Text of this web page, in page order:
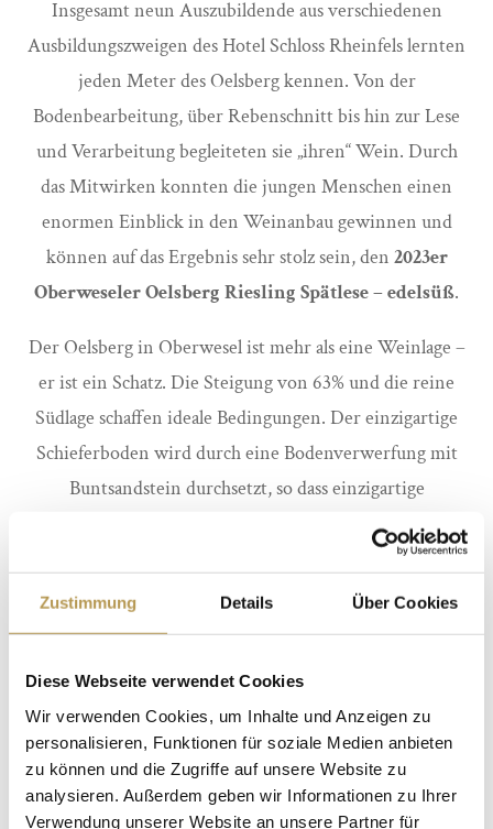
Zustimmung Details Über Cookies
Diese Webseite verwendet Cookies
Wir verwenden Cookies, um Inhalte und Anzeigen zu
personalisieren, Funktionen für soziale Medien anbieten
zu können und die Zugriffe auf unsere Website zu
analysieren. Außerdem geben wir Informationen zu Ihrer
Verwendung unserer Website an unsere Partner für
Insgesamt neun Auszubildende aus verschiedenen
Ausbildungszweigen des Hotel Schloss Rheinfels lernten
jeden Meter des Oelsberg kennen. Von der
Bodenbearbeitung, über Rebenschnitt bis hin zur Lese
und Verarbeitung begleiteten sie „ihren“ Wein. Durch
das Mitwirken konnten die jungen Menschen einen
enormen Einblick in den Weinanbau gewinnen und
können auf das Ergebnis sehr stolz sein, den 2023er
Oberweseler Oelsberg Riesling Spätlese – edelsüß.
Der Oelsberg in Oberwesel ist mehr als eine Weinlage –
er ist ein Schatz. Die Steigung von 63% und die reine
Südlage schaffen ideale Bedingungen. Der einzigartige
Schieferboden wird durch eine Bodenverwerfung mit
Buntsandstein durchsetzt, so dass einzigartige
Geschmacksnuancen in den Riesling gezaubert werden.
Ein wahres Meisterstück der Natur. Die 2023er Riesling
Spätlese wurde mit 92 Grad Oechsle geerntet. Sie hat
wunderbare Pfirsich und Aprikosenaromen in der Nase
eine wunderbar harmonische Säure perfekt
eingebunden. Der ideale Wein zum allein Genießen, zu
asiatischen Gerichten oder herzhaften regionalem Käse.